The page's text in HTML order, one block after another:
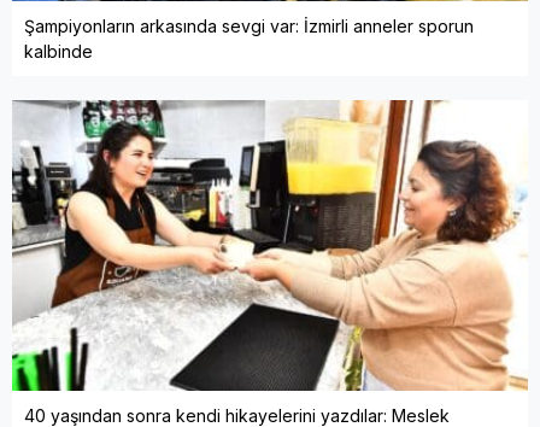
Şampiyonların arkasında sevgi var: İzmirli anneler sporun
kalbinde
40 yaşından sonra kendi hikayelerini yazdılar: Meslek